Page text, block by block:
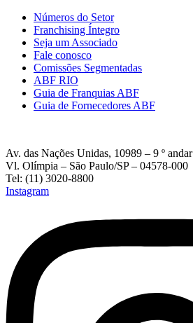
Números do Setor
Franchising Íntegro
Seja um Associado
Fale conosco
Comissões Segmentadas
ABF RIO
Guia de Franquias ABF
Guia de Fornecedores ABF
Av. das Nações Unidas, 10989 – 9 º andar
Vl. Olímpia – São Paulo/SP – 04578-000
Tel: (11) 3020-8800
Instagram